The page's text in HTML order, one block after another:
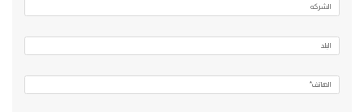
الشركه
الهاتف*